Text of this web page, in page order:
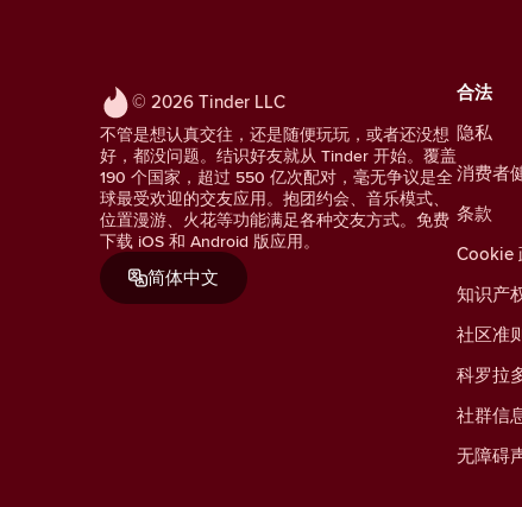
© 2026 Tinder LLC
不管是想认真交往，还是随便玩玩，或者还没想
好，都没问题。结识好友就从 Tinder 开始。覆盖
190 个国家，超过 550 亿次配对，毫无争议是全
球最受欢迎的交友应用。抱团约会、音乐模式、
位置漫游、火花等功能满足各种交友方式。免费
下载 iOS 和 Android 版应用。
简体中文
合法
隐私
消费者
条款
Cookie
知识产
社区准
科罗拉
社群信
无障碍